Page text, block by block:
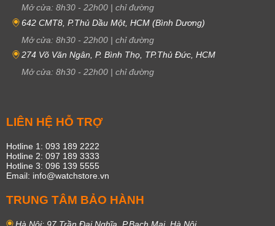
Mở cửa: 8h30 - 22h00 | chỉ đường
642 CMT8, P.Thủ Dầu Một, HCM (Bình Dương)
Mở cửa: 8h30 - 22h00 | chỉ đường
274 Võ Văn Ngân, P. Bình Thọ, TP.Thủ Đức, HCM
Mở cửa: 8h30 - 22h00 | chỉ đường
LIÊN HỆ HỖ TRỢ
Hotline 1: 093 189 2222
Hotline 2: 097 189 3333
Hotline 3: 096 139 5555
Email: info@watchstore.vn
TRUNG TÂM BẢO HÀNH